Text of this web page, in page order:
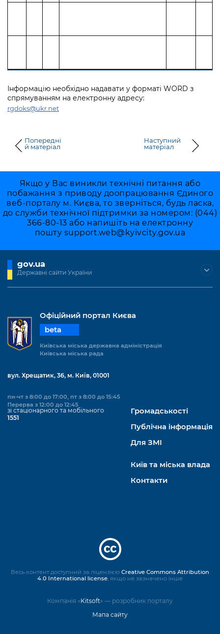
Інформацію необхідно надавати у форматі WORD з
спрямуванням на електронну адресу:
rgdoks@ukr.net
Попередні
й матеріал
Наступний
матеріал
Якщо у Вас виникли технічні питання або
побажання з приводу доопрацювання Єдиного
веб-порталу м. Києва, то зверніться, будь ласка,
до служби технічної підтримки за номером: (044)
366-80-13 або напишіть на електронну
пошту support.web@kyivcity.gov.ua
gov.ua
Державні сайти України
Офіційний портал Києва
beta
Київська міська державна адміністрація
Київська міська рада
вул. Хрещатик, 36, м. Київ, 01001
пн-чт з 8:00 до 17:00, пт з 8:00 до 15:45
Перерва з 12:00 до 12:45
зі стаціонарного та мобільного
1551
Громадськості
Публічна інформація
Для ЗМІ
Київ та міська влада
Контакти
Компанія «Kitsoft» — розробник порталу
Мапа сайту
Весь контент доступний за ліцензією Creative Commons Attribution
4.0 International license, якщо не зазначено інше